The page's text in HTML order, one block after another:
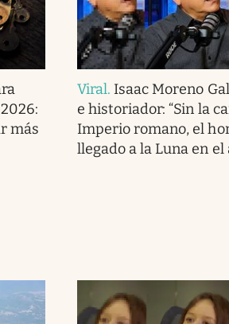
más
Viral. Isaac Moreno
e historiador: “Sin la
Imperio romano, el
llegado a la Luna en el